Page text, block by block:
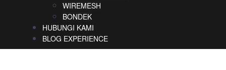
WIREMESH
BONDEK
HUBUNGI KAMI
BLOG EXPERIENCE